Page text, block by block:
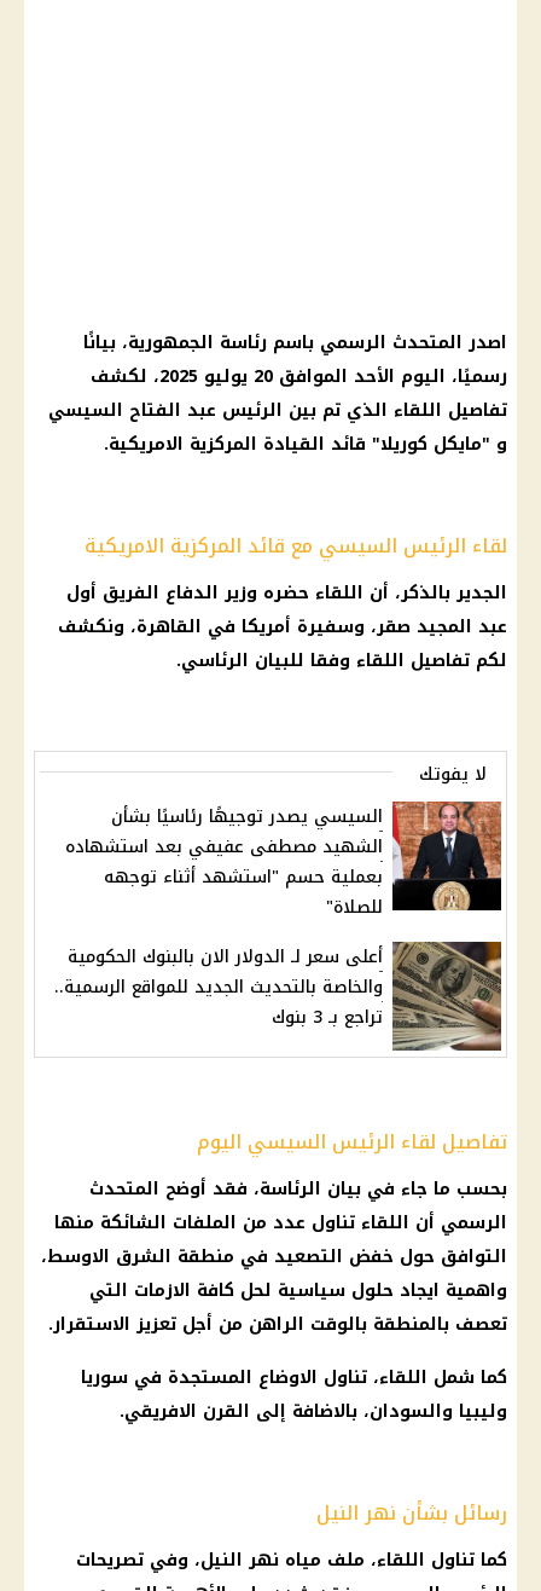
اصدر المتحدث الرسمي باسم رئاسة الجمهورية، بيانًا
رسميًا، اليوم الأحد الموافق 20
يوليو 2025
، لكشف
تفاصيل اللقاء الذي تم بين الرئيس عبد الفتاح السيسي
و "مايكل كوريلا" قائد القيادة المركزية الامريكية.
لقاء الرئيس السيسي مع قائد المركزية الامريكية
الجدير بالذكر، أن اللقاء حضره وزير الدفاع الفريق أول
عبد المجيد صقر، وسفيرة أمريكا في القاهرة، ونكشف
لكم تفاصيل اللقاء وفقا للبيان الرئاسي.
لا يفوتك
السيسي يصدر توجيهًا رئاسيًا بشأن
الشهيد مصطفى عفيفي بعد استشهاده
بعملية حسم "استشهد أثناء توجهه
للصلاة"
أعلى سعر لـ الدولار الان بالبنوك الحكومية
والخاصة بالتحديث الجديد للمواقع الرسمية..
تراجع بـ 3 بنوك
تفاصيل لقاء الرئيس السيسي اليوم
بحسب ما جاء في بيان الرئاسة، فقد أوضح المتحدث
الرسمي أن اللقاء تناول عدد من الملفات الشائكة منها
التوافق حول خفض التصعيد في منطقة الشرق الاوسط،
واهمية ايجاد حلول سياسية لحل كافة الازمات التي
تعصف بالمنطقة بالوقت الراهن من أجل تعزيز الاستقرار.
كما شمل اللقاء، تناول الاوضاع المستجدة في سوريا
وليبيا والسودان، بالاضافة إلى القرن الافريقي.
رسائل بشأن نهر النيل
كما تناول اللقاء، ملف مياه نهر النيل، وفي تصريحات